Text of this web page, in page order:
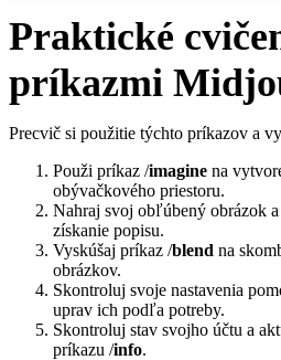
Praktické
príkazmi
Precvič si použitie týchto príkazov a
Použi príkaz /imagine na
obývačkového priestoru.
Nahraj svoj obľúbený obrázok
získanie popisu.
Vyskúšaj príkaz /blend na
obrázkov.
Skontroluj svoje nastavenia
uprav ich podľa potreby.
Skontroluj stav svojho účtu a
príkazu /info.